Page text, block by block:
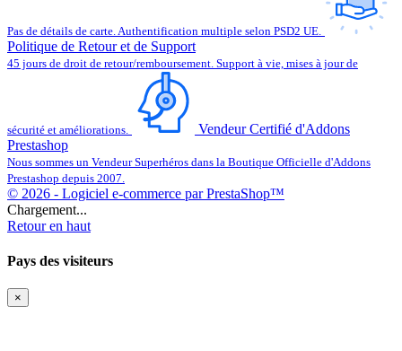
Pas de détails de carte. Authentification multiple selon PSD2 UE.
Politique de Retour et de Support
45 jours de droit de retour/remboursement. Support à vie, mises à jour de
sécurité et améliorations.
Vendeur Certifié d'Addons
Prestashop
Nous sommes un Vendeur Superhéros dans la Boutique Officielle d'Addons
Prestashop depuis 2007.
© 2026 - Logiciel e-commerce par PrestaShop™
Chargement...
Retour en haut
Pays des visiteurs
×